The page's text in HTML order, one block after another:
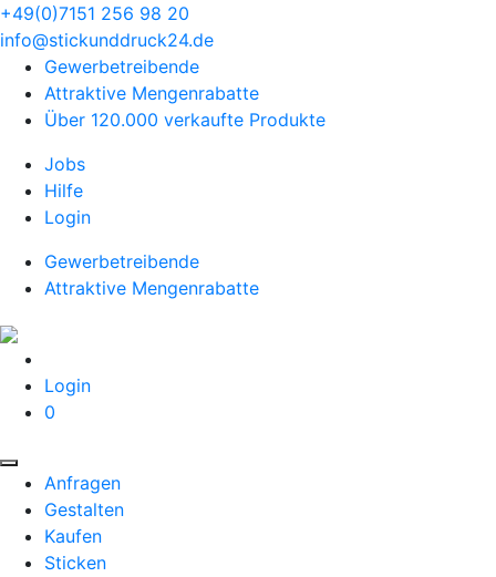
+49(0)7151 256 98 20‬
info@stickunddruck24.de
Gewerbetreibende
Attraktive Mengenrabatte
Über 120.000 verkaufte Produkte
Jobs
Hilfe
Login
Gewerbetreibende
Attraktive Mengenrabatte
Login
0
Anfragen
Gestalten
Kaufen
Sticken